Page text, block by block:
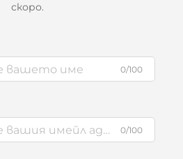
скоро.
0/100
0/100